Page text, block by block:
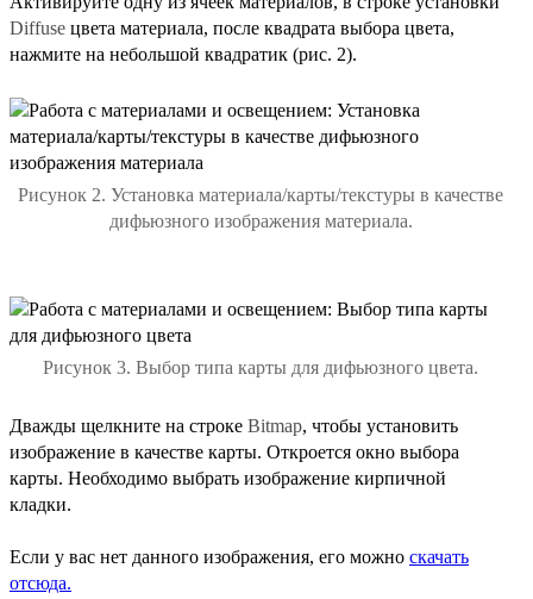
Diffuse цвета материала, после квадрата выбора цвета,
нажмите на небольшой квадратик (рис. 2).
Рисунок 2. Установка материала/карты/текстуры в качестве
дифьюзного изображения материала.
Рисунок 3. Выбор типа карты для дифьюзного цвета.
Дважды щелкните на строке Bitmap, чтобы установить
изображение в качестве карты. Откроется окно выбора
карты. Необходимо выбрать изображение кирпичной
кладки.
Если у вас нет данного изображения, его можно скачать
отсюда.